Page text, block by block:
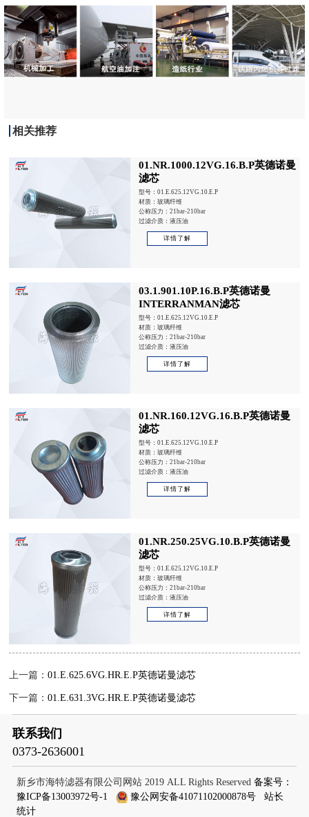
相关推荐
01.NR.1000.12VG.16.B.P英德诺曼
滤芯
型号：01.E.625.12VG.10.E.P
材质：玻璃纤维
公称压力：21bar-210bar
过滤介质：液压油
详情了解
03.1.901.10P.16.B.P英德诺曼
INTERRANMAN滤芯
型号：01.E.625.12VG.10.E.P
材质：玻璃纤维
公称压力：21bar-210bar
过滤介质：液压油
详情了解
01.NR.160.12VG.16.B.P英德诺曼
滤芯
型号：01.E.625.12VG.10.E.P
材质：玻璃纤维
公称压力：21bar-210bar
过滤介质：液压油
详情了解
01.NR.250.25VG.10.B.P英德诺曼
滤芯
型号：01.E.625.12VG.10.E.P
材质：玻璃纤维
公称压力：21bar-210bar
过滤介质：液压油
详情了解
上一篇：01.E.625.6VG.HR.E.P英德诺曼滤芯
下一篇：01.E.631.3VG.HR.E.P英德诺曼滤芯
联系我们
0373-2636001
新乡市海特滤器有限公司网站 2019 ALL Rights Reserved 备案号：
豫ICP备13003972号-1
豫公网安备41071102000878号
站长
统计